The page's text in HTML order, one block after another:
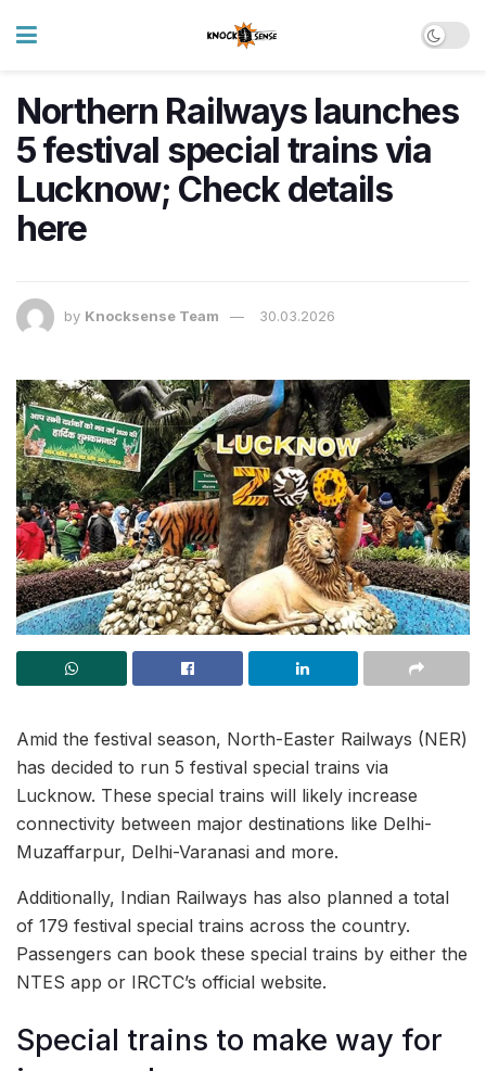
Northern Railways launches
5 festival special trains via
Lucknow; Check details
here
by Knocksense Team 30.03.2026
Amid the festival season, North-Easter Railways (NER)
has decided to run 5 festival special trains via
Lucknow. These special trains will likely increase
connectivity between major destinations like Delhi-
Muzaffarpur, Delhi-Varanasi and more.
Additionally, Indian Railways has also planned a total
of 179 festival special trains across the country.
Passengers can book these special trains by either the
NTES app or IRCTC’s official website.
Special trains to make way for